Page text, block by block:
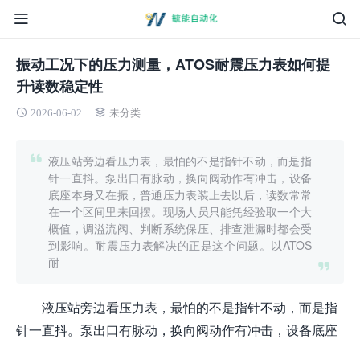
振动工况下的压力测量，ATOS耐震压力表如何提
升读数稳定性
2026-06-02 未分类
液压站旁边看压力表，最怕的不是指针不动，而是指
针一直抖。泵出口有脉动，换向阀动作有冲击，设备
底座本身又在振，普通压力表装上去以后，读数常常
在一个区间里来回摆。现场人员只能凭经验取一个大
概值，调溢流阀、判断系统保压、排查泄漏时都会受
到影响。耐震压力表解决的正是这个问题。以ATOS
耐
液压站旁边看压力表，最怕的不是指针不动，而是指
针一直抖。泵出口有脉动，换向阀动作有冲击，设备底座